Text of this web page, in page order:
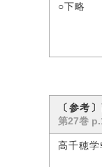
○下略
〔参考
第27巻
高千穂